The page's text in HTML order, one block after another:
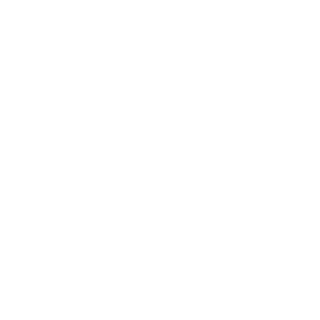
und
man durch
verhindert
allen Inhalten,
alle auf